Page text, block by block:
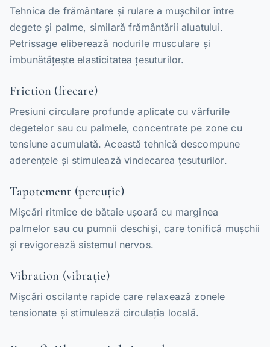
Tehnica de frământare și rulare a mușchilor între
degete și palme, similară frământării aluatului.
Petrissage eliberează nodurile musculare și
îmbunătățește elasticitatea țesuturilor.
Friction (frecare)
Presiuni circulare profunde aplicate cu vârfurile
degetelor sau cu palmele, concentrate pe zone cu
tensiune acumulată. Această tehnică descompune
aderențele și stimulează vindecarea țesuturilor.
Tapotement (percuție)
Mișcări ritmice de bătaie ușoară cu marginea
palmelor sau cu pumnii deschiși, care tonifică mușchii
și revigorează sistemul nervos.
Vibration (vibrație)
Mișcări oscilante rapide care relaxează zonele
tensionate și stimulează circulația locală.